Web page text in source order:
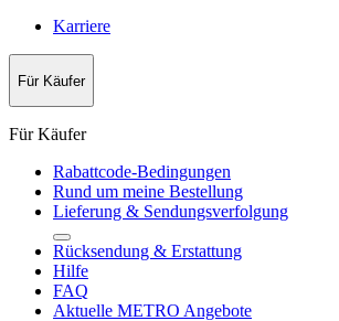
Karriere
Für Käufer
Für Käufer
Rabattcode-Bedingungen
Rund um meine Bestellung
Lieferung & Sendungsverfolgung
Rücksendung & Erstattung
Hilfe
FAQ
Aktuelle METRO Angebote